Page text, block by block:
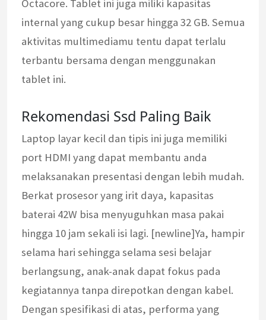
Octacore. Tablet ini juga miliki kapasitas
internal yang cukup besar hingga 32 GB. Semua
aktivitas multimediamu tentu dapat terlalu
terbantu bersama dengan menggunakan
tablet ini.
Rekomendasi Ssd Paling Baik
Laptop layar kecil dan tipis ini juga memiliki
port HDMI yang dapat membantu anda
melaksanakan presentasi dengan lebih mudah.
Berkat prosesor yang irit daya, kapasitas
baterai 42W bisa menyuguhkan masa pakai
hingga 10 jam sekali isi lagi. [newline]Ya, hampir
selama hari sehingga selama sesi belajar
berlangsung, anak-anak dapat fokus pada
kegiatannya tanpa direpotkan dengan kabel.
Dengan spesifikasi di atas, performa yang